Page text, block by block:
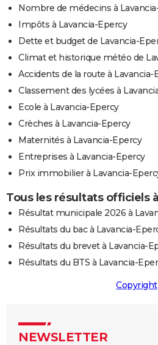
Nombre de médecins à
Impôts à Lavancia-Epercy
Dette et budget de Lavancia-
Climat et historique météo de
Accidents de la route à Lavancia-
Classement des lycées à
Ecole à Lavancia-Epercy
Crèches à Lavancia-Epercy
Maternités à Lavancia-Epercy
Entreprises à Lavancia-Epercy
Prix immobilier à Lavancia-
Tous les résultats officiels
Résultat municipale 2026 à
Résultats du bac à Lavancia-
Résultats du brevet à Lavancia-
Résultats du BTS à Lavancia-
Copyright
NEWSLETTER